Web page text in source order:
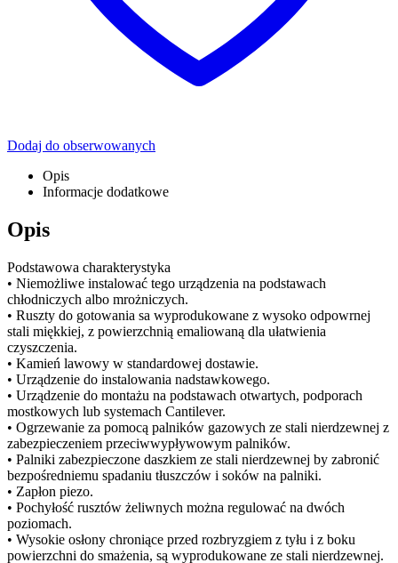
Dodaj do obserwowanych
Opis
Informacje dodatkowe
Opis
Podstawowa charakterystyka
• Niemożliwe instalować tego urządzenia na podstawach
chłodniczych albo mrożniczych.
• Ruszty do gotowania sa wyprodukowane z wysoko odpowrnej
stali miękkiej, z powierzchnią emaliowaną dla ułatwienia
czyszczenia.
• Kamień lawowy w standardowej dostawie.
• Urządzenie do instalowania nadstawkowego.
• Urządzenie do montażu na podstawach otwartych, podporach
mostkowych lub systemach Cantilever.
• Ogrzewanie za pomocą palników gazowych ze stali nierdzewnej z
zabezpieczeniem przeciwwypływowym palników.
• Palniki zabezpieczone daszkiem ze stali nierdzewnej by zabronić
bezpośredniemu spadaniu tłuszczów i soków na palniki.
• Zapłon piezo.
• Pochyłość rusztów żeliwnych można regulować na dwóch
poziomach.
• Wysokie osłony chroniące przed rozbryzgiem z tyłu i z boku
powierzchni do smażenia, są wyprodukowane ze stali nierdzewnej.